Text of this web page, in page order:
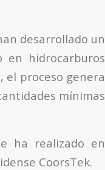
desarrollado un
hidrocarburos
el proceso genera
mínimas
ha realizado en
CoorsTek.